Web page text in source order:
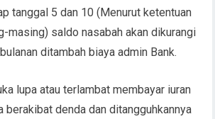
tanggal 5 dan 10 (Menurut ketentuan
masing) saldo nasabah akan dikurangi
ditambah biaya admin Bank.
lupa atau terlambat membayar iuran
berakibat denda dan ditangguhkannya